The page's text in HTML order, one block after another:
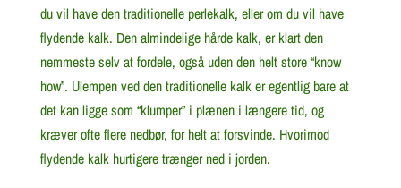
du vil have den traditionelle perlekalk, eller om du vil have
flydende kalk. Den almindelige hårde kalk, er klart den
nemmeste selv at fordele, også uden den helt store “know
how”. Ulempen ved den traditionelle kalk er egentlig bare at
det kan ligge som “klumper” i plænen i længere tid, og
kræver ofte flere nedbør, for helt at forsvinde. Hvorimod
flydende kalk hurtigere trænger ned i jorden.